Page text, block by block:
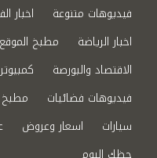
فيديوهات متنوعة
اخبار
اخبار الرياضة
مطبخ الموقع
الاقتصاد والبورصة
فيديوهات فضائيات
سيارات
اسعار وعروض